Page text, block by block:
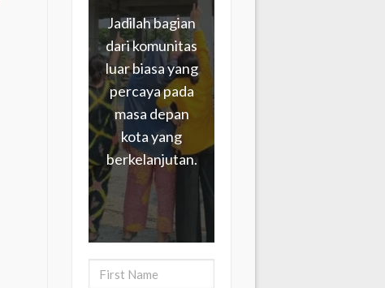
Jadilah bagian
dari komunitas
luar biasa yang
percaya pada
masa depan
kota yang
berkelanjutan.